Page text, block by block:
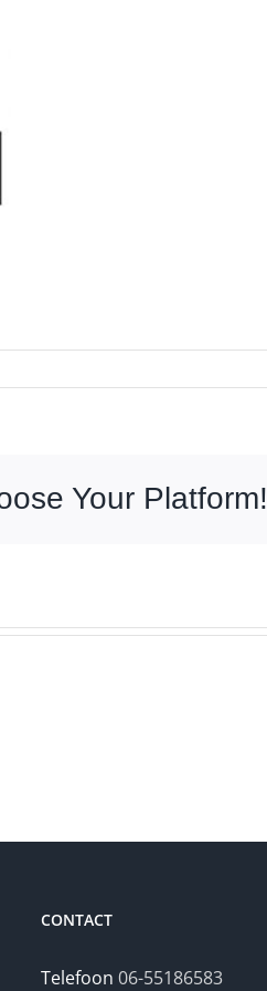
Your Platform!
CONTACT
Telefoon 06-55186583